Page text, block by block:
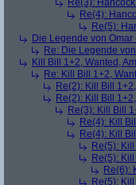
Re(3):
Re(4):
Re(5):
Die Legende von
Re: Die Legende
Kill Bill 1+2, Wanted,
Re: Kill Bill 1+2,
Re(2): Kill Bill
Re(2): Kill Bill
Re(3): Kill Bill
Re(4): Kill
Re(4): Kill
Re(5):
Re(5):
Re(6):
Re(5):